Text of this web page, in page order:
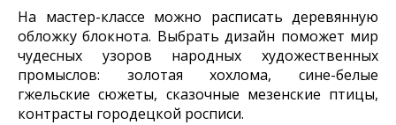
На мастер-классе можно расписать деревянную
обложку блокнота. Выбрать дизайн поможет мир
чудесных узоров народных художественных
промыслов: золотая хохлома, сине-белые
гжельские сюжеты, сказочные мезенские птицы,
контрасты городецкой росписи.